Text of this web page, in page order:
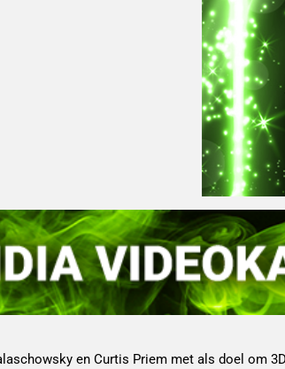
en Curtis Priem met als doel om